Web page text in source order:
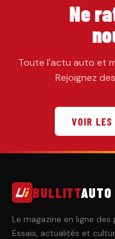
Ne
Toute l'actu auto et
Rejoignez
VOIR LES
Aller
contenu
BULLITTAUTO
Le magazine en ligne
Essais, actualités et